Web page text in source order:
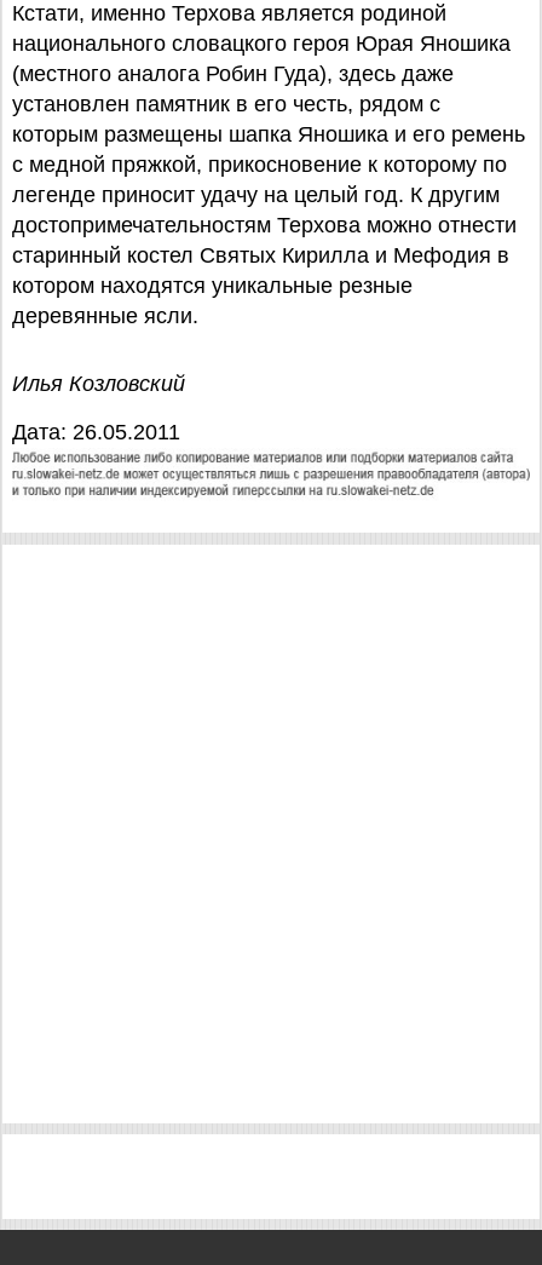
Кстати, именно Терхова является родиной
национального словацкого героя Юрая Яношика
(местного аналога Робин Гуда), здесь даже
установлен памятник в его честь, рядом с
которым размещены шапка Яношика и его ремень
с медной пряжкой, прикосновение к которому по
легенде приносит удачу на целый год. К другим
достопримечательностям Терхова можно отнести
старинный костел Святых Кирилла и Мефодия в
котором находятся уникальные резные
деревянные ясли.
Илья Козловский
Дата: 26.05.2011